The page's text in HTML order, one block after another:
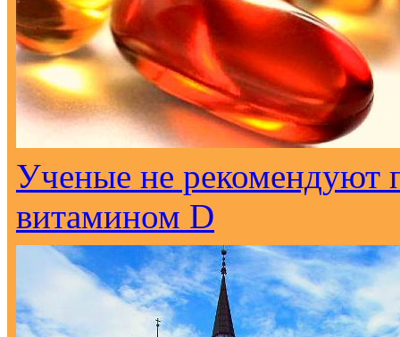
Ученые не рекомендуют
витамином D